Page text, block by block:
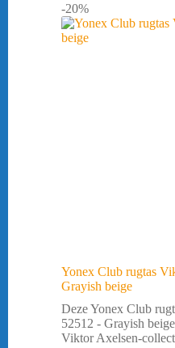
-20%
Yonex Club rugtas
Grayish beige
Deze Yonex Club
52512 - Grayish
Viktor Axelsen-